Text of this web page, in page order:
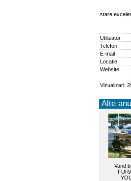
stare
Utilizator
Telefon
E-mail
Locatie
Website
Vizualizari:
Alte
Vand